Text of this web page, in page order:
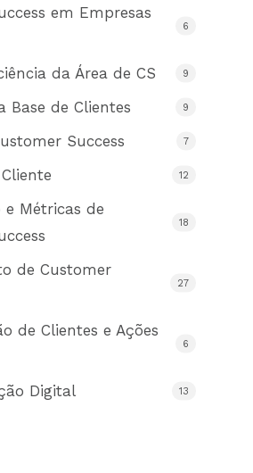
em Empresas
6
da Área de CS 9
Base de Clientes 9
Success 7
12
e Métricas de
18
de Customer
27
de Clientes e Ações
6
Digital 13